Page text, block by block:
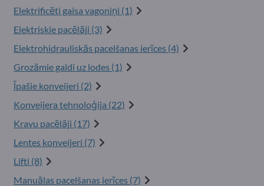
Elektrificēti gaisa vagoniņi (1)
Elektriskie pacēlāji (3)
Elektrohidrauliskās pacelšanas ierīces (4)
Grozāmie galdi uz lodes (1)
Īpašie konveijeri (2)
Konveijera tehnoloģija (22)
Kravu pacēlāji (17)
Lentes konveijeri (7)
Lifti (8)
Manuālas pacelšanas ierīces (7)